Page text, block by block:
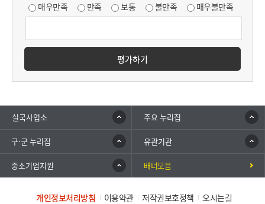
매우만족
만족 보통 불만족 매우불만족
평가하기
실국사업소 주요 누리집
구·군 누리집 유관기관
중소기업지원 배너모음
개인정보처리방침 이용약관 저작권보호정책 오시는길